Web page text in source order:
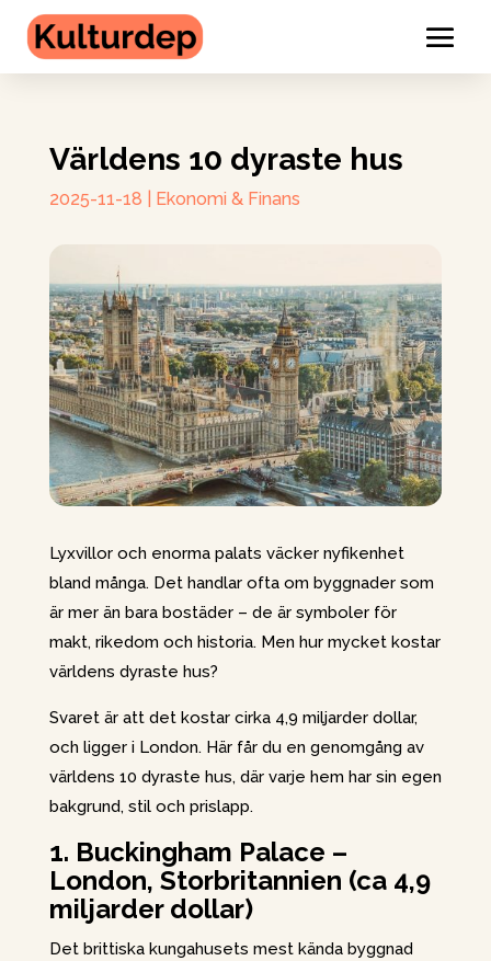
Världens 10 dyraste hus
2025-11-18 Ekonomi & Finans
Lyxvillor och enorma palats väcker nyfikenhet
bland många. Det handlar ofta om byggnader som
är mer än bara bostäder – de är symboler för
makt, rikedom och historia. Men hur mycket kostar
världens dyraste hus?
Svaret är att det kostar cirka 4,9 miljarder dollar,
och ligger i London. Här får du en genomgång av
världens 10 dyraste hus, där varje hem har sin egen
bakgrund, stil och prislapp.
1. Buckingham Palace –
London, Storbritannien (ca 4,9
miljarder dollar)
Det brittiska kungahusets mest kända byggnad